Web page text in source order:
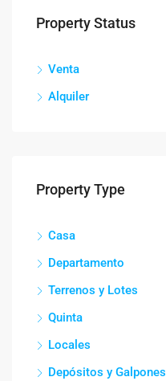
Property Status
Venta
Alquiler
Property Type
Casa
Departamento
Terrenos y Lotes
Quinta
Locales
Depósitos y Galpones